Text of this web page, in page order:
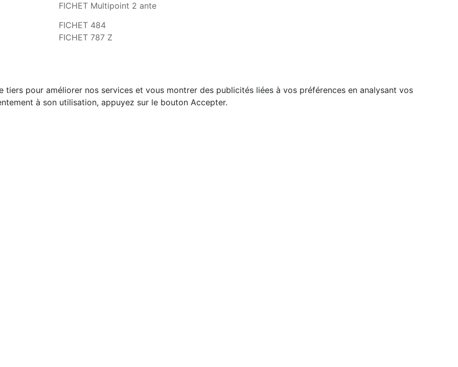
FICHET Multipoint 2 ante
FICHET 484
FICHET 787 Z
pour améliorer nos services et vous montrer des publicités liées à vos préférences en analysant vos
à son utilisation, appuyez sur le bouton Accepter.